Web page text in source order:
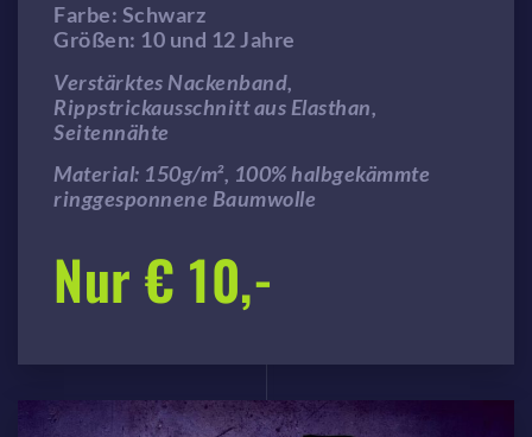
Farbe: Schwarz
Größen: 10 und 12 Jahre
Verstärktes Nackenband,
Rippstrickausschnitt aus Elasthan,
Seitennähte
Material: 150g/m², 100% halbgekämmte
ringgesponnene Baumwolle
Nur € 10,-